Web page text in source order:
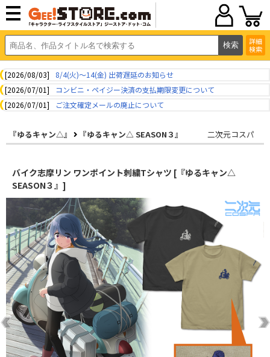
詳細
検索
[2026/08/03]
8/4(火)～14(金) 出荷遅延のお知らせ
[2026/07/01]
コンビニ・ペイジー決済の支払期限変更について
[2026/07/01]
ご注文確定メールの廃止について
『ゆるキャン△』 『ゆるキャン△ SEASON３』 二次元コスパ
バイク志摩リン ワンポイント刺繍Tシャツ [『ゆるキャン△
SEASON３』]